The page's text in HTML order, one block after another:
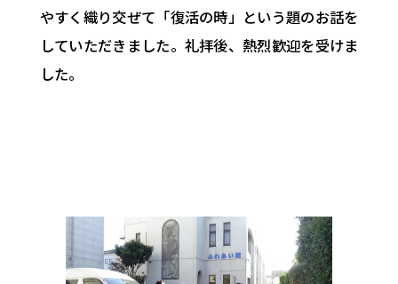
やすく織り交ぜて「復活の時」という題のお話を
していただきました。礼拝後、熱烈歓迎を受けま
した。